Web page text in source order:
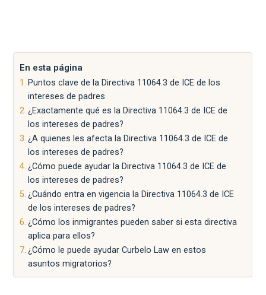
En esta página
Puntos clave de la Directiva 11064.3 de ICE de los
intereses de padres
¿Exactamente qué es la Directiva 11064.3 de ICE de
los intereses de padres?
¿A quienes les afecta la Directiva 11064.3 de ICE de
los intereses de padres?
¿Cómo puede ayudar la Directiva 11064.3 de ICE de
los intereses de padres?
¿Cuándo entra en vigencia la Directiva 11064.3 de ICE
de los intereses de padres?
¿Cómo los inmigrantes pueden saber si esta directiva
aplica para ellos?
¿Cómo le puede ayudar Curbelo Law en estos
asuntos migratorios?